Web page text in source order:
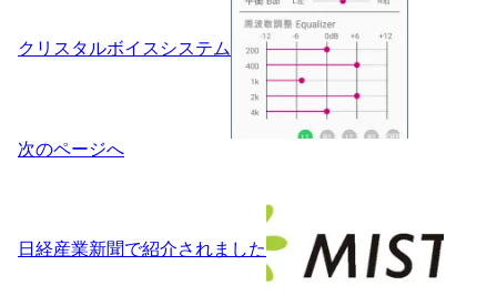
ゲ
クリスタルボイスシステム
次のページへ
日経産業新聞で紹介されました